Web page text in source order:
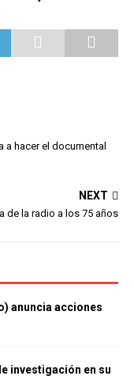
hacer el documental
NEXT
de la radio a los 75 años
anuncia acciones
investigación en su